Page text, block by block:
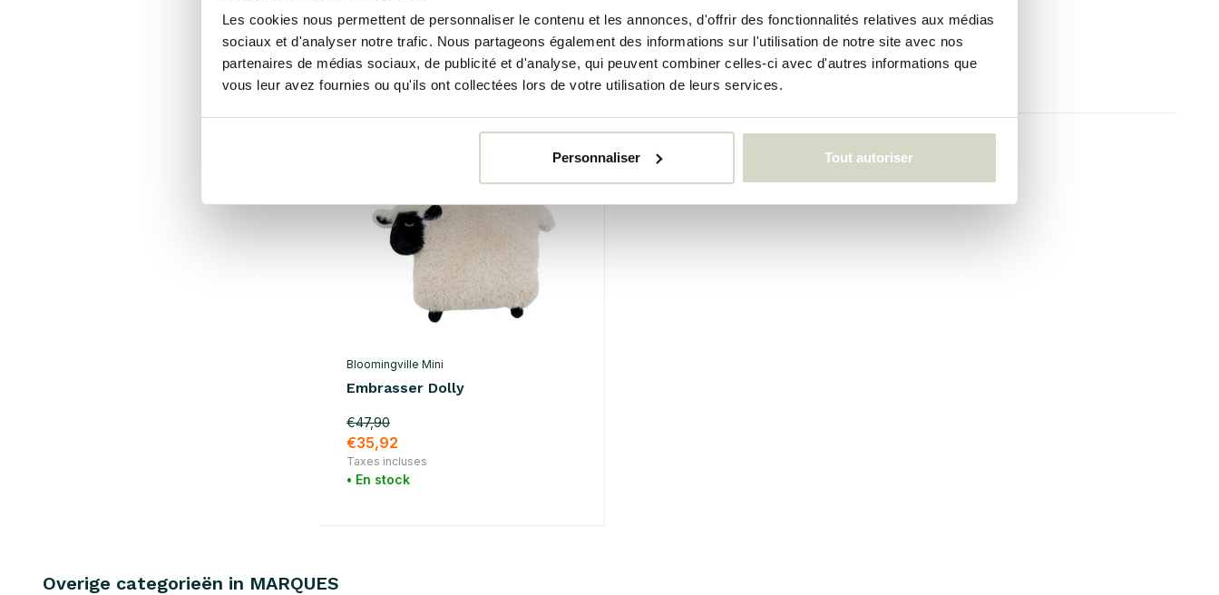
Les cookies nous permettent de personnaliser le contenu et les annonces, d'offrir des fonctionnalités relatives aux médias
sociaux et d'analyser notre trafic. Nous partageons également des informations sur l'utilisation de notre site avec nos
partenaires de médias sociaux, de publicité et d'analyse, qui peuvent combiner celles-ci avec d'autres informations que
vous leur avez fournies ou qu'ils ont collectées lors de votre utilisation de leurs services.
Personnaliser Tout autoriser
€104,25
Taxes incluses
• En stock
€104,25
Taxes incluses
• En stock
€276,75
Taxes incluses
• En stock
Bloomingville Mini
Embrasser Dolly
€47,90
€35,92
Taxes incluses
• En stock
Overige categorieën in MARQUES